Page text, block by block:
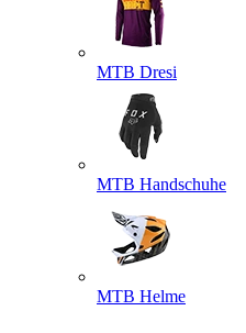
MTB Dresi
MTB Handschuhe
MTB Helme